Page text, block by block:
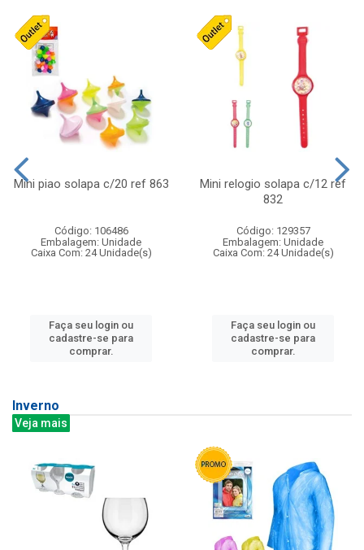
Mini piao solapa c/20 ref 863
Código: 106486
Embalagem: Unidade
Caixa Com: 24 Unidade(s)
Faça seu login ou
cadastre-se para
comprar.
Mini relogio solapa c/12 ref
832
Código: 129357
Embalagem: Unidade
Caixa Com: 24 Unidade(s)
Faça seu login ou
cadastre-se para
comprar.
Inverno
Veja mais